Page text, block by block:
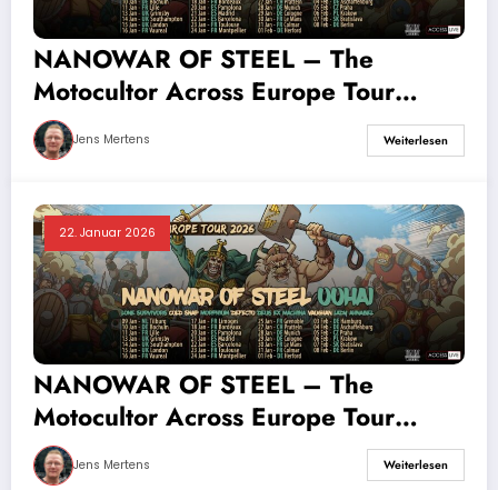
NANOWAR OF STEEL – The
Motocultor Across Europe Tour
2026Jens Mertens Weiterlesen
22. Januar 2026
NANOWAR OF STEEL – The
Motocultor Across Europe Tour
2026Jens Mertens Weiterlesen